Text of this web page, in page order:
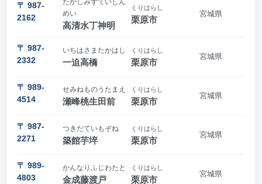
〒 987-
2162
たかしみずていしん
めい
高清水丁神明
くりはらし
栗原市
宮城県
〒 987-
2332
いちはさまたかはし
一迫高橋
くりはらし
栗原市
宮城県
〒 989-
4514
せみねものうたまえ
瀬峰桃生田前
くりはらし
栗原市
宮城県
〒 987-
2271
つきだていもぞね
築館芋埣
くりはらし
栗原市
宮城県
〒 989-
4803
かんなりふじわたと
金成藤渡戸
くりはらし
栗原市
宮城県